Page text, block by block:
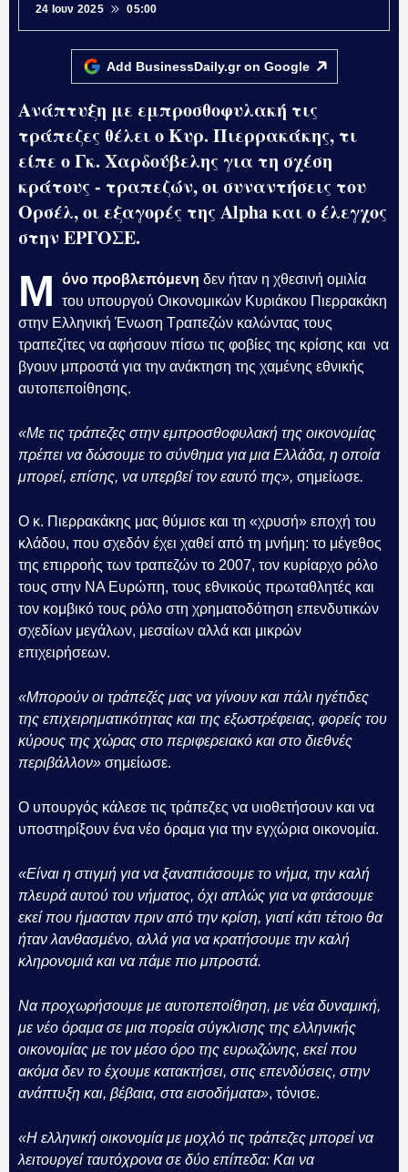
24 Ιουν 2025 05:00
Add BusinessDaily.gr on Google
Ανάπτυξη με εμπροσθοφυλακή τις
τράπεζες θέλει ο Κυρ. Πιερρακάκης, τι
είπε ο Γκ. Χαρδούβελης για τη σχέση
κράτους - τραπεζών, οι συναντήσεις του
Ορσέλ, οι εξαγορές της Alpha και ο έλεγχος
στην ΕΡΓΟΣΕ.
Μ όνο προβλεπόμενη δεν ήταν η χθεσινή ομιλία
του υπουργού Οικονομικών Κυριάκου Πιερρακάκη
στην Ελληνική Ένωση Τραπεζών καλώντας τους
τραπεζίτες να αφήσουν πίσω τις φοβίες της κρίσης και να
βγουν μπροστά για την ανάκτηση της χαμένης εθνικής
αυτοπεποίθησης.
«Με τις τράπεζες στην εμπροσθοφυλακή της οικονομίας
πρέπει να δώσουμε το σύνθημα για μια Ελλάδα, η οποία
μπορεί, επίσης, να υπερβεί τον εαυτό της», σημείωσε.
Ο κ. Πιερρακάκης μας θύμισε και τη «χρυσή» εποχή του
κλάδου, που σχεδόν έχει χαθεί από τη μνήμη: το μέγεθος
της επιρροής των τραπεζών το 2007, τον κυρίαρχο ρόλο
τους στην ΝΑ Ευρώπη, τους εθνικούς πρωταθλητές και
τον κομβικό τους ρόλο στη χρηματοδότηση επενδυτικών
σχεδίων μεγάλων, μεσαίων αλλά και μικρών
επιχειρήσεων.
«Μπορούν οι τράπεζές μας να γίνουν και πάλι ηγέτιδες
της επιχειρηματικότητας και της εξωστρέφειας, φορείς του
κύρους της χώρας στο περιφερειακό και στο διεθνές
περιβάλλον» σημείωσε.
Ο υπουργός κάλεσε τις τράπεζες να υιοθετήσουν και να
υποστηρίξουν ένα νέο όραμα για την εγχώρια οικονομία.
«Είναι η στιγμή για να ξαναπιάσουμε το νήμα, την καλή
πλευρά αυτού του νήματος, όχι απλώς για να φτάσουμε
εκεί που ήμασταν πριν από την κρίση, γιατί κάτι τέτοιο θα
ήταν λανθασμένο, αλλά για να κρατήσουμε την καλή
κληρονομιά και να πάμε πιο μπροστά.
Να προχωρήσουμε με αυτοπεποίθηση, με νέα δυναμική,
με νέο όραμα σε μια πορεία σύγκλισης της ελληνικής
οικονομίας με τον μέσο όρο της ευρωζώνης, εκεί που
ακόμα δεν το έχουμε κατακτήσει, στις επενδύσεις, στην
ανάπτυξη και, βέβαια, στα εισοδήματα», τόνισε.
«Η ελληνική οικονομία με μοχλό τις τράπεζες μπορεί να
λειτουργεί ταυτόχρονα σε δύο επίπεδα: Και να